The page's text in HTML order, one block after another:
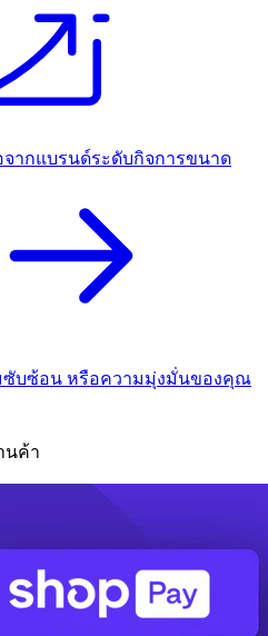
จากแบรนด์ระดับกิจการขนาด
ซับซ้อน หรือความมุ่งมั่นของคุณ
นค้า